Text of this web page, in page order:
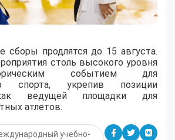
сборы продлятся до 15 августа.
столь высокого уровня
событием для
спорта, укрепив позиции
ведущей площадки для
атлетов.
учебно-